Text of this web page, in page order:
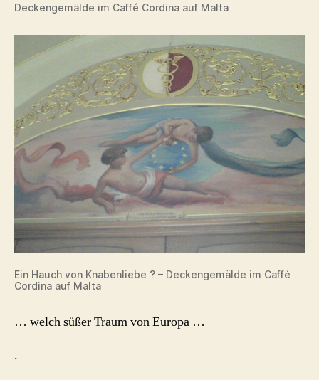
Deckengemälde im Caffé Cordina auf Malta
Ein Hauch von Knabenliebe ? – Deckengemälde im Caffé
Cordina auf Malta
… welch süßer Traum von Europa …
.